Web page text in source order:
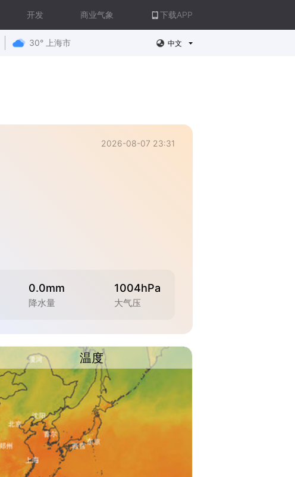
开发 商业气象 下载APP
30° 上海市 中文
2026-08-07 23:31
0.0mm
降水量
1004hPa
大气压
温度